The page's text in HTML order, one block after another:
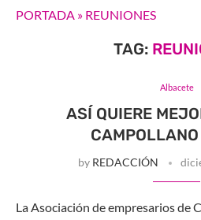
PORTADA » REUNIONES
TAG:
Albacete
ASÍ QUIERE
by REDACCIÓN
La Asociación de empresarios de